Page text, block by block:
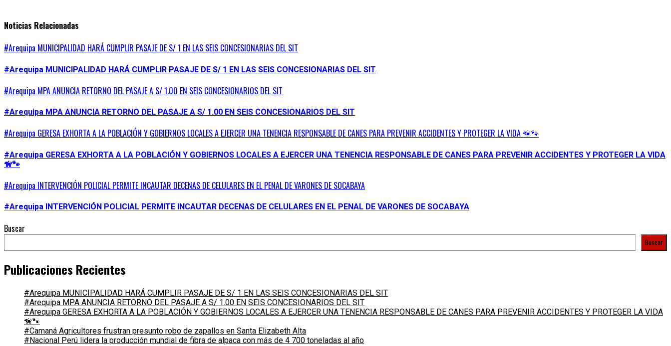
Noticias Relacionadas
#Arequipa MUNICIPALIDAD HARÁ CUMPLIR PASAJE DE S/ 1 EN LAS SEIS CONCESIONARIAS DEL SIT
#Arequipa MUNICIPALIDAD HARÁ CUMPLIR PASAJE DE S/ 1 EN LAS SEIS CONCESIONARIAS DEL SIT
#Arequipa MPA ANUNCIA RETORNO DEL PASAJE A S/ 1.00 EN SEIS CONCESIONARIOS DEL SIT
#Arequipa MPA ANUNCIA RETORNO DEL PASAJE A S/ 1.00 EN SEIS CONCESIONARIOS DEL SIT
#Arequipa GERESA EXHORTA A LA POBLACIÓN Y GOBIERNOS LOCALES A EJERCER UNA TENENCIA RESPONSABLE DE CANES PARA PREVENIR ACCIDENTES Y PROTEGER LA VIDA 🦮🐾
#Arequipa GERESA EXHORTA A LA POBLACIÓN Y GOBIERNOS LOCALES A EJERCER UNA TENENCIA RESPONSABLE DE CANES PARA PREVENIR ACCIDENTES Y PROTEGER LA VIDA
🦮🐾
#Arequipa INTERVENCIÓN POLICIAL PERMITE INCAUTAR DECENAS DE CELULARES EN EL PENAL DE VARONES DE SOCABAYA
#Arequipa INTERVENCIÓN POLICIAL PERMITE INCAUTAR DECENAS DE CELULARES EN EL PENAL DE VARONES DE SOCABAYA
Buscar
Buscar
Publicaciones Recientes
#Arequipa MUNICIPALIDAD HARÁ CUMPLIR PASAJE DE S/ 1 EN LAS SEIS CONCESIONARIAS DEL SIT
#Arequipa MPA ANUNCIA RETORNO DEL PASAJE A S/ 1.00 EN SEIS CONCESIONARIOS DEL SIT
#Arequipa GERESA EXHORTA A LA POBLACIÓN Y GOBIERNOS LOCALES A EJERCER UNA TENENCIA RESPONSABLE DE CANES PARA PREVENIR ACCIDENTES Y PROTEGER LA VIDA
🦮🐾
#Camaná Agricultores frustran presunto robo de zapallos en Santa Elizabeth Alta
#Nacional Perú lidera la producción mundial de fibra de alpaca con más de 4 700 toneladas al año